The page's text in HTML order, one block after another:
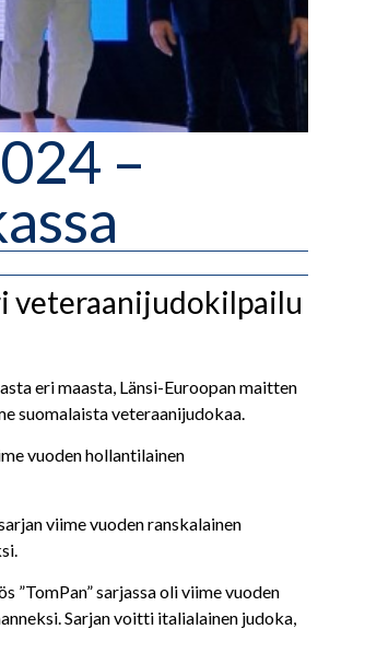
–
veteraanijudokilpailu
eri maasta, Länsi-Euroopan maitten
suomalaista veteraanijudokaa.
vuoden hollantilainen
viime vuoden ranskalainen
sarjassa oli viime vuoden
Sarjan voitti italialainen judoka,